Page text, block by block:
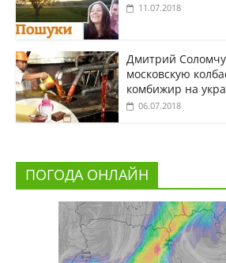
11.07.2018
Дмитрий
московскую
комбижир на
06.07.2018
ПОГОДА ОНЛАЙН